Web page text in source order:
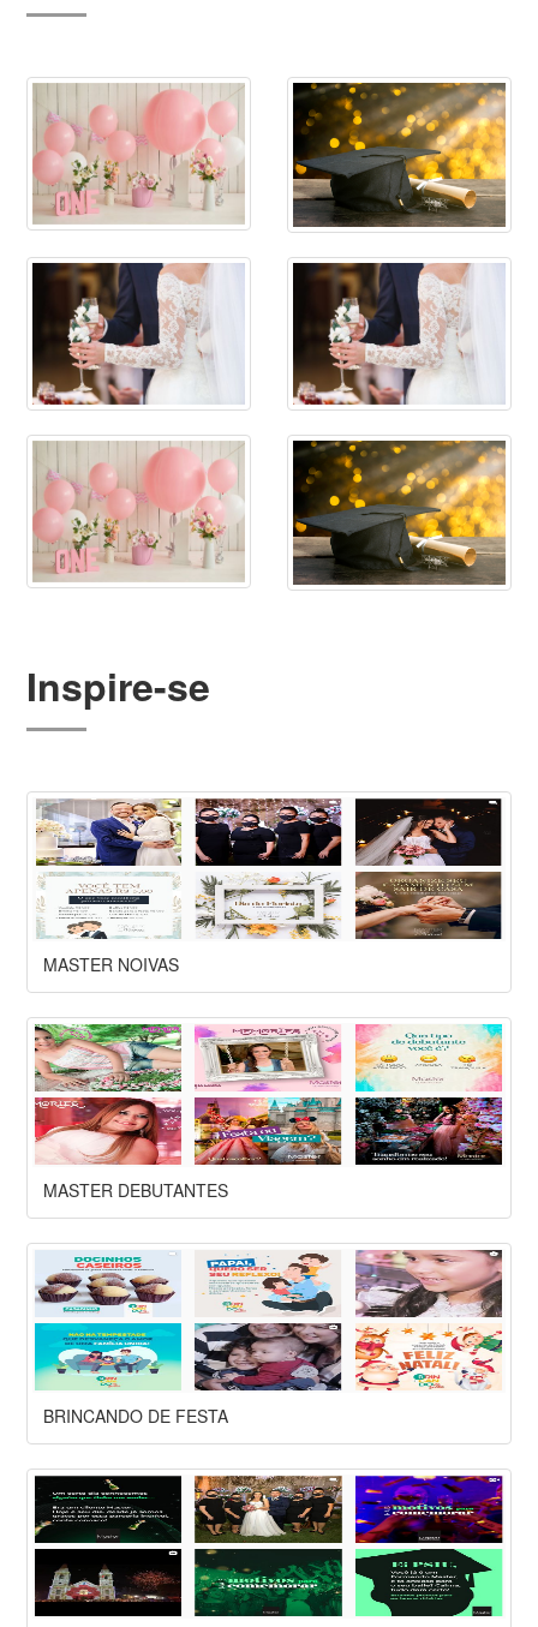
Inspire-se
MASTER NOIVAS
MASTER DEBUTANTES
BRINCANDO DE FESTA